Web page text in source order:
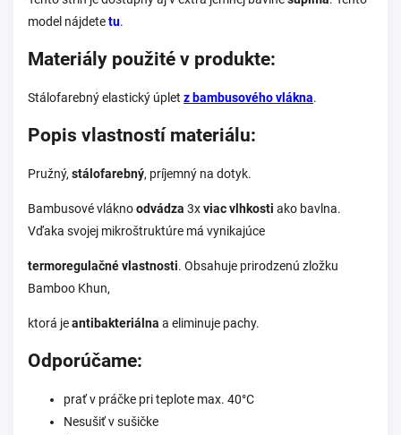
model nájdetetu.
Materiály použité v produkte:
Stálofarebný elastický úplet z bambusového vlákna.
Popis vlastností materiálu:
Pružný, stálofarebný, príjemný na dotyk.
Bambusové vláknoodvádza 3xviac vlhkosti ako bavlna.
Vďaka svojej mikroštruktúre má vynikajúce
termoregulačné vlastnosti. Obsahuje prirodzenú zložku
Bamboo Khun,
ktorá jeantibakteriálna a eliminuje pachy.
Odporúčame:
prať v práčke pri teplote max. 40°C
Nesušiť v sušičke